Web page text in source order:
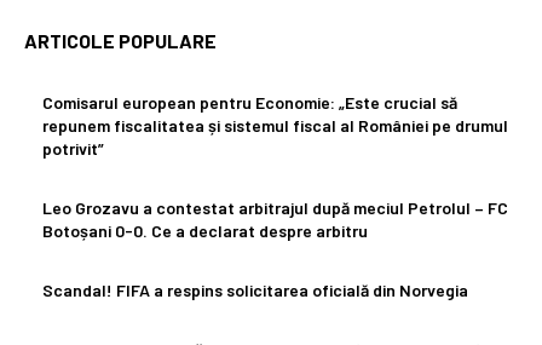
ARTICOLE POPULARE
Comisarul european pentru Economie: „Este crucial să
repunem fiscalitatea și sistemul fiscal al României pe drumul
potrivit”
Leo Grozavu a contestat arbitrajul după meciul Petrolul – FC
Botoșani 0-0. Ce a declarat despre arbitru
Scandal! FIFA a respins solicitarea oficială din Norvegia